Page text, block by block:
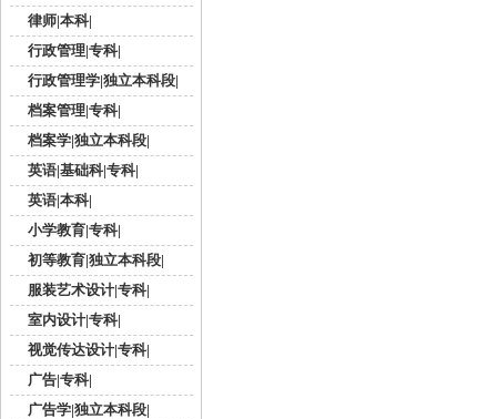
律师|本科|
行政管理|专科|
行政管理学|独立本科段|
档案管理|专科|
档案学|独立本科段|
英语|基础科|专科|
英语|本科|
小学教育|专科|
初等教育|独立本科段|
服装艺术设计|专科|
室内设计|专科|
视觉传达设计|专科|
广告|专科|
广告学|独立本科段|